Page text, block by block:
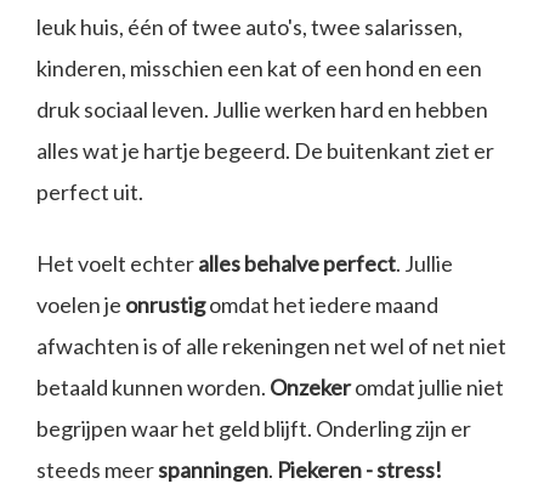
leuk huis, één of twee auto's, twee salarissen,
kinderen, misschien een kat of een hond en een
druk sociaal leven. Jullie werken hard en hebben
alles wat je hartje begeerd. De buitenkant ziet er
perfect uit.
Het voelt echteralles behalve perfect. Jullie
voelen je onrustigomdat het iedere maand
afwachten is of alle rekeningen net wel of net niet
betaald kunnen worden. Onzekeromdat jullie niet
begrijpen waar het geld blijft. Onderling zijn er
steeds meerspanningen. Piekeren - stress!